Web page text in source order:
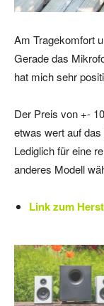
Am Tragekomfort
Gerade das
hat mich sehr
Der Preis von +-
etwas wert auf
Lediglich für eine
anderes Modell
Link zum